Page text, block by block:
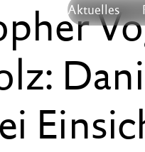
Aktuelles